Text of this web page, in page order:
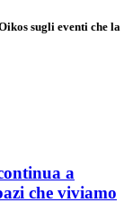
sugli eventi che la
a
che viviamo